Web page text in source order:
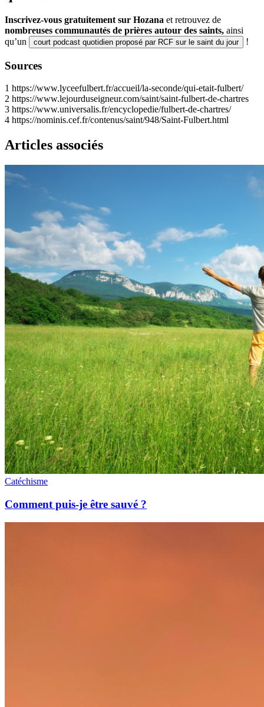
Inscrivez-vous gratuitement sur Hozana et retrouvez de
nombreuses communautés de prières autour des saints, ainsi
qu’un
court podcast quotidien proposé par RCF sur le saint du jour !
Sources
1 https://www.lyceefulbert.fr/accueil/la-seconde/qui-etait-fulbert/
2 https://www.lejourduseigneur.com/saint/saint-fulbert-de-chartres
3 https://www.universalis.fr/encyclopedie/fulbert-de-chartres/
4 https://nominis.cef.fr/contenus/saint/948/Saint-Fulbert.html
Articles associés
Catéchisme
Comment puis-je être sauvé ?